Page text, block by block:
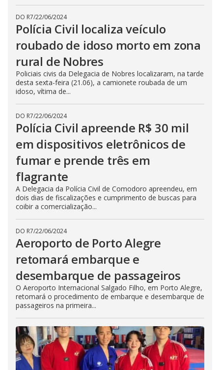
DO R7/22/06/2024
Polícia Civil localiza veículo
roubado de idoso morto em zona
rural de Nobres
Policiais civis da Delegacia de Nobres localizaram, na tarde
desta sexta-feira (21.06), a camionete roubada de um
idoso, vítima de...
DO R7/22/06/2024
Polícia Civil apreende R$ 30 mil
em dispositivos eletrônicos de
fumar e prende três em
flagrante
A Delegacia da Polícia Civil de Comodoro apreendeu, em
dois dias de fiscalizações e cumprimento de buscas para
coibir a comercialização...
DO R7/22/06/2024
Aeroporto de Porto Alegre
retomará embarque e
desembarque de passageiros
O Aeroporto Internacional Salgado Filho, em Porto Alegre,
retomará o procedimento de embarque e desembarque de
passageiros na primeira...